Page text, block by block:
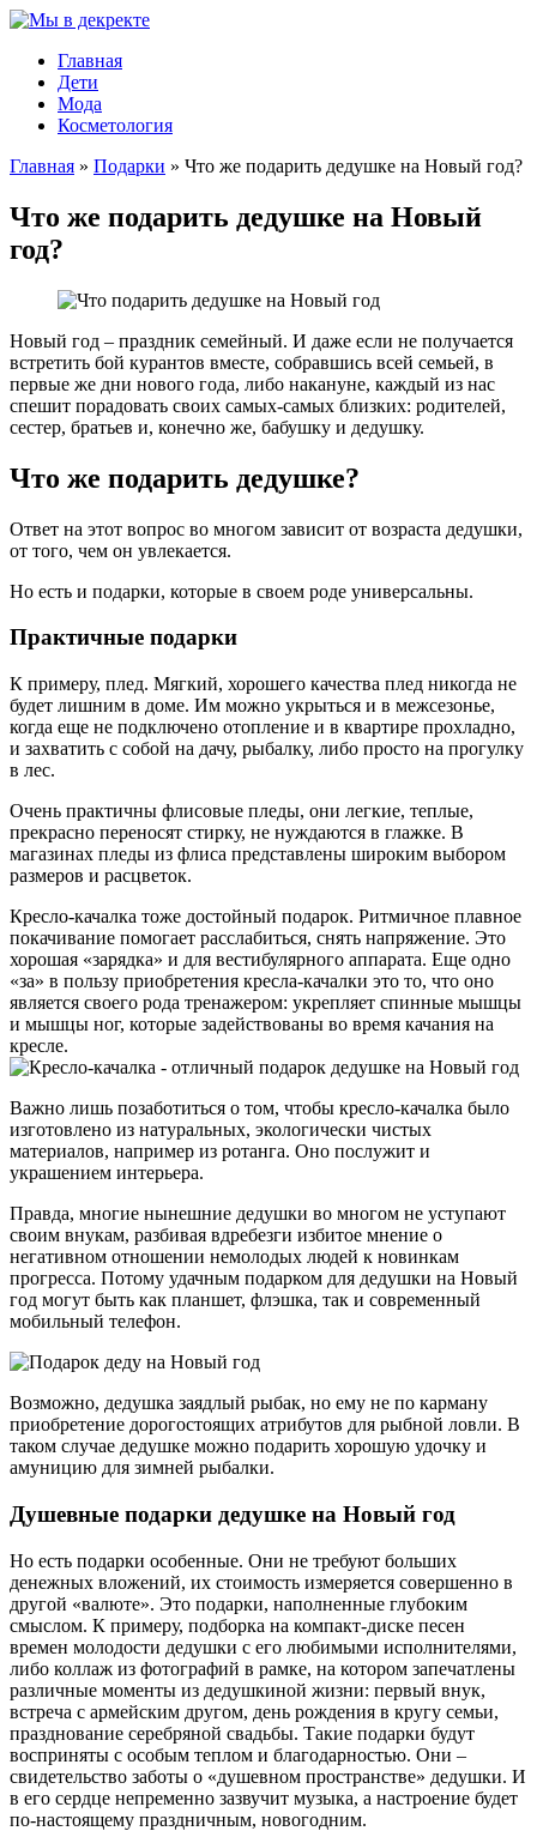
Главная
Дети
Мода
Косметология
Главная » Подарки » Что же подарить дедушке на Новый год?
Что же подарить дедушке на Новый
год?
Новый год – праздник семейный. И даже если не получается
встретить бой курантов вместе, собравшись всей семьей, в
первые же дни нового года, либо накануне, каждый из нас
спешит порадовать своих самых-самых близких: родителей,
сестер, братьев и, конечно же, бабушку и дедушку.
Что же подарить дедушке?
Ответ на этот вопрос во многом зависит от возраста дедушки,
от того, чем он увлекается.
Но есть и подарки, которые в своем роде универсальны.
Практичные подарки
К примеру, плед. Мягкий, хорошего качества плед никогда не
будет лишним в доме. Им можно укрыться и в межсезонье,
когда еще не подключено отопление и в квартире прохладно,
и захватить с собой на дачу, рыбалку, либо просто на прогулку
в лес.
Очень практичны флисовые пледы, они легкие, теплые,
прекрасно переносят стирку, не нуждаются в глажке. В
магазинах пледы из флиса представлены широким выбором
размеров и расцветок.
Кресло-качалка тоже достойный подарок. Ритмичное плавное
покачивание помогает расслабиться, снять напряжение. Это
хорошая «зарядка» и для вестибулярного аппарата. Еще одно
«за» в пользу приобретения кресла-качалки это то, что оно
является своего рода тренажером: укрепляет спинные мышцы
и мышцы ног, которые задействованы во время качания на
кресле.
Важно лишь позаботиться о том, чтобы кресло-качалка было
изготовлено из натуральных, экологически чистых
материалов, например из ротанга. Оно послужит и
украшением интерьера.
Правда, многие нынешние дедушки во многом не уступают
своим внукам, разбивая вдребезги избитое мнение о
негативном отношении немолодых людей к новинкам
прогресса. Потому удачным подарком для дедушки на Новый
год могут быть как планшет, флэшка, так и современный
мобильный телефон.
Возможно, дедушка заядлый рыбак, но ему не по карману
приобретение дорогостоящих атрибутов для рыбной ловли. В
таком случае дедушке можно подарить хорошую удочку и
амуницию для зимней рыбалки.
Душевные подарки дедушке на Новый год
Но есть подарки особенные. Они не требуют больших
денежных вложений, их стоимость измеряется совершенно в
другой «валюте». Это подарки, наполненные глубоким
смыслом. К примеру, подборка на компакт-диске песен
времен молодости дедушки с его любимыми исполнителями,
либо коллаж из фотографий в рамке, на котором запечатлены
различные моменты из дедушкиной жизни: первый внук,
встреча с армейским другом, день рождения в кругу семьи,
празднование серебряной свадьбы. Такие подарки будут
восприняты с особым теплом и благодарностью. Они –
свидетельство заботы о «душевном пространстве» дедушки. И
в его сердце непременно зазвучит музыка, а настроение будет
по-настоящему праздничным, новогодним.